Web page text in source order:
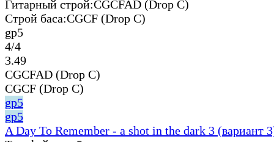
Гитарный строй:CGCFAD (Drop C)
Строй баса:CGCF (Drop C)
gp5
4/4
3.49
CGCFAD (Drop C)
CGCF (Drop C)
gp5
gp5
A Day To Remember - a shot in the dark 3 (вариант